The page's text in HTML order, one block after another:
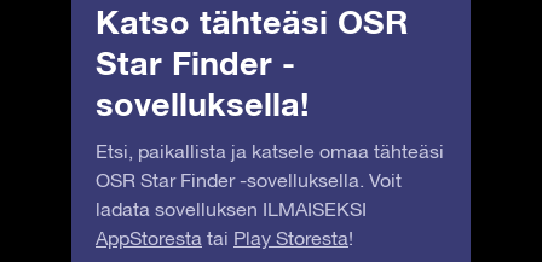
Katso tähteäsi OSR
Star Finder -
sovelluksella!
Etsi, paikallista ja katsele omaa tähteäsi
OSR Star Finder -sovelluksella. Voit
ladata sovelluksen ILMAISEKSI
AppStoresta tai Play Storesta!